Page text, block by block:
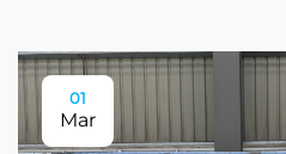
01
Mar